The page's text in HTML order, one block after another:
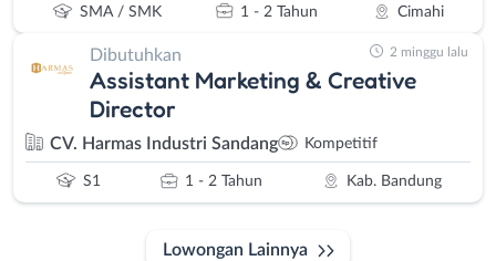
SMA / SMK 1 - 2 Tahun Cimahi
Dibutuhkan
Assistant Marketing & Creative
Director
CV. Harmas Industri Sandang Kompetitif
S1 1 - 2 Tahun Kab. Bandung
2 minggu lalu
Lowongan Lainnya